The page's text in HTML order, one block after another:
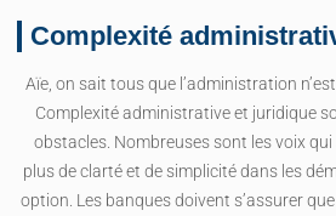
Complexité
Aïe, on sait tous que l’administration
Complexité administrative et juridique
obstacles. Nombreuses sont les voix qui
plus de clarté et de simplicité dans les
option. Les banques doivent s’assurer